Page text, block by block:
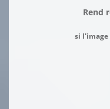
Rend
si l'image